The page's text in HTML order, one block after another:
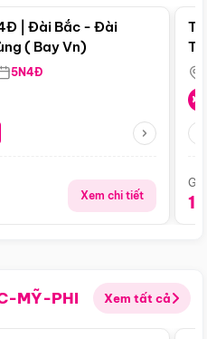
| Đài Bắc - Đài
( Bay Vn)
5N4Đ
Xem chi tiết
MỸ-PHI Xem tất cả
Điểm nổi bật